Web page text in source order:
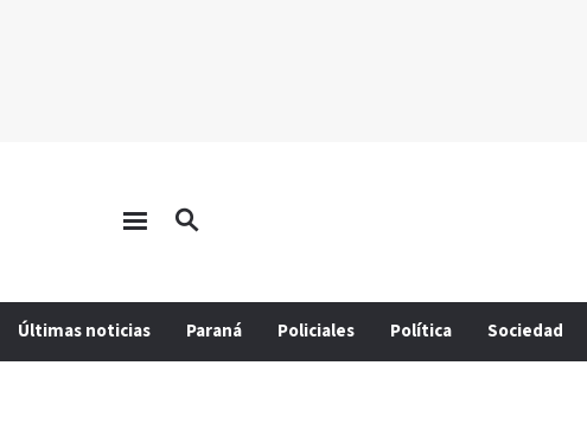
Últimas noticias Paraná Policiales Política Sociedad